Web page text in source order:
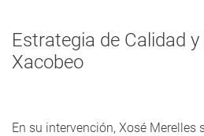
Estrategia de Calidad
Xacobeo
En su intervención, Xosé Merelles